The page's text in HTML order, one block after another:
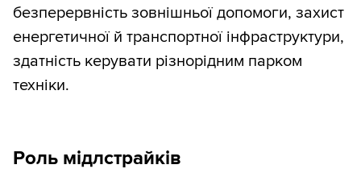
безперервність зовнішньої допомоги, захист
енергетичної й транспортної інфраструктури,
здатність керувати різнорідним парком
техніки.
Роль мідлстрайків